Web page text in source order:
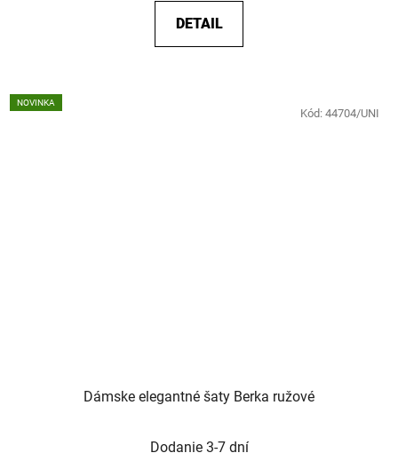
DETAIL
NOVINKA
Dámske elegantné šaty Berka ružové
Dodanie 3-7 dní
Kód: 44704/UNI